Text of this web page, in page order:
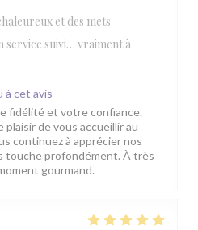
et des mets
service suivi… vraiment à
à cet avis
fidélité et votre confiance.
plaisir de vous accueillir au
continuez à apprécier nos
touche profondément. À très
gourmand.